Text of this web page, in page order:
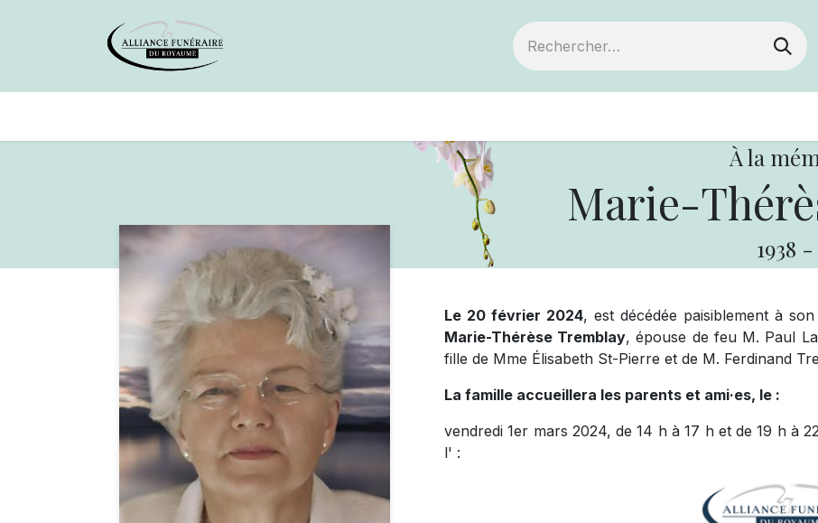
À la
Marie-
1938 -
Le 20 février 2024, est décédée paisiblement à
Marie-Thérèse Tremblay, épouse de feu M. Paul
fille de Mme Élisabeth St-Pierre et de M. Ferdinand
La famille accueillera les parents et ami·es, le :
vendredi 1er mars 2024, de 14 h à 17 h et de 19 h à
l' :